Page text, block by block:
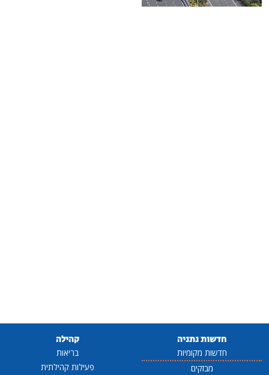
חדשות נתניה
חדשות מקומיות
מבזקים
קהילה
בריאות
פעילות קהילתית